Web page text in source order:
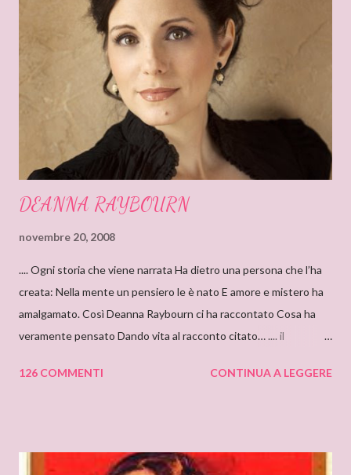
DEANNA RAYBOURN
novembre 20, 2008
.... Ogni storia che viene narrata Ha dietro una persona che l’ha
creata: Nella mente un pensiero le è nato E amore e mistero ha
amalgamato. Così Deanna Raybourn ci ha raccontato Cosa ha
veramente pensato Dando vita al racconto citato… .... il
RAYBOURN Ciao Deanna, posso solo iniziare dicendo che sono
molto affascinante, con un intreccio poderoso e
126 COMMENTI CONTINUA A LEGGERE